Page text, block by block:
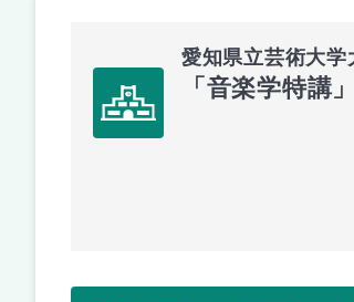
愛知県立芸術大学
「音楽学特講